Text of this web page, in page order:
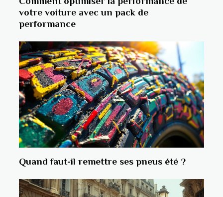
votre voiture avec un pack de
performance
Quand faut-il remettre ses pneus été ?